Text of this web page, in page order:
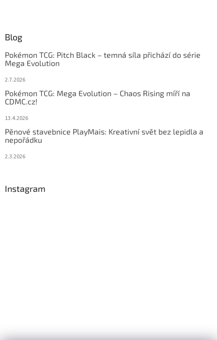
Blog
Pokémon TCG: Pitch Black – temná síla přichází do série
Mega Evolution
2.7.2026
Pokémon TCG: Mega Evolution – Chaos Rising míří na
CDMC.cz!
13.4.2026
Pěnové stavebnice PlayMais: Kreativní svět bez lepidla a
nepořádku
2.3.2026
Instagram